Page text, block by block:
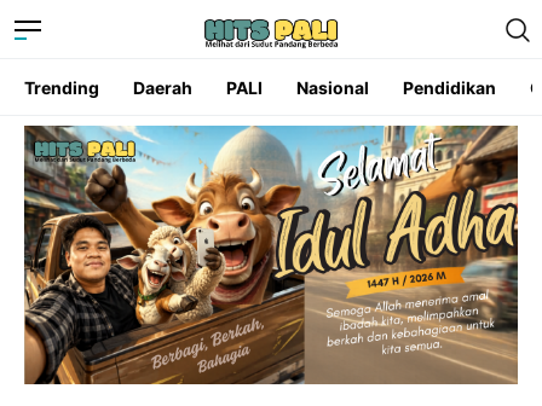
Trending Daerah PALI Nasional Pendidikan